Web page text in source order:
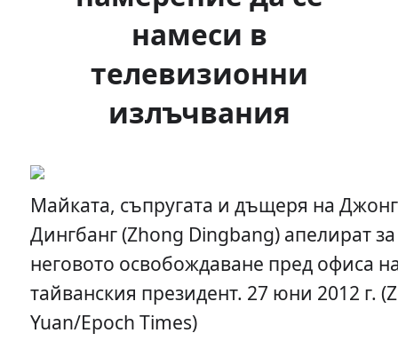
намеси в
телевизионни
излъчвания
Майката, съпругата и дъщеря на Джонг
Дингбанг (Zhong Dingbang) апелират за
неговото освобождаване пред офиса
тайванския президент. 27 юни 2012 г.
Yuan/Epoch Times)